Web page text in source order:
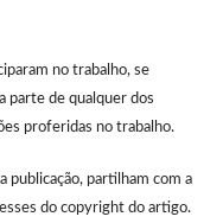
no trabalho, se
parte de qualquer dos
proferidas no trabalho.
publicação, partilham com a
do copyright do artigo.